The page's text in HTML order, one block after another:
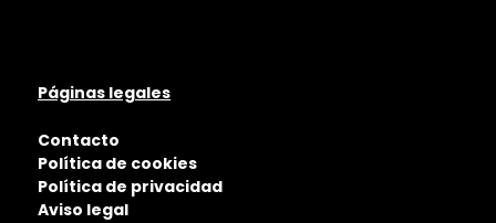
Páginas legales
Contacto
Política de cookies
Política de privacidad
Aviso legal